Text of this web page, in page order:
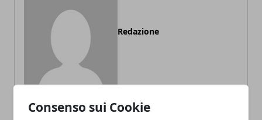
Consenso sui Cookie
Redazione